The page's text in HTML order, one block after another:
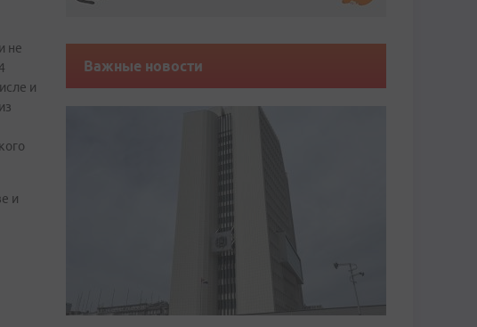
не
и
и
Важные новости